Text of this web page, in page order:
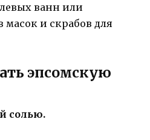
ванн или
масок и скрабов для
эпсомскую
солью.